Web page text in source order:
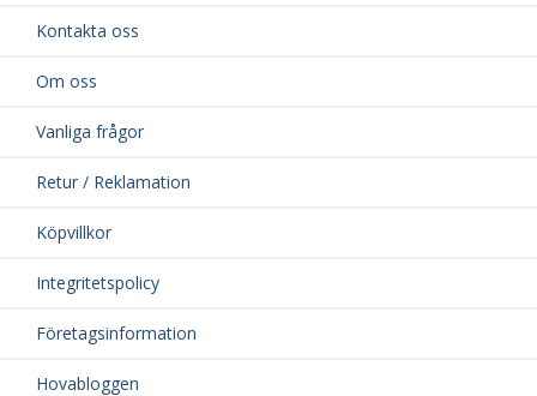
Kontakta oss
Om oss
Vanliga frågor
Retur / Reklamation
Köpvillkor
Integritetspolicy
Företagsinformation
Hovabloggen